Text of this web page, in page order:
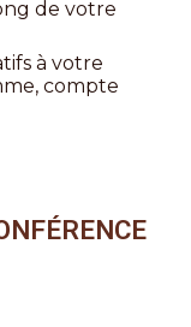
de votre
à votre
compte